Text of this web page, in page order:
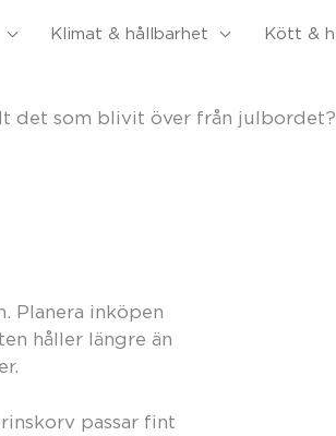
Klimat & hållbarhet Kött &
det som blivit över från
Planera inköpen
håller längre än
passar fint